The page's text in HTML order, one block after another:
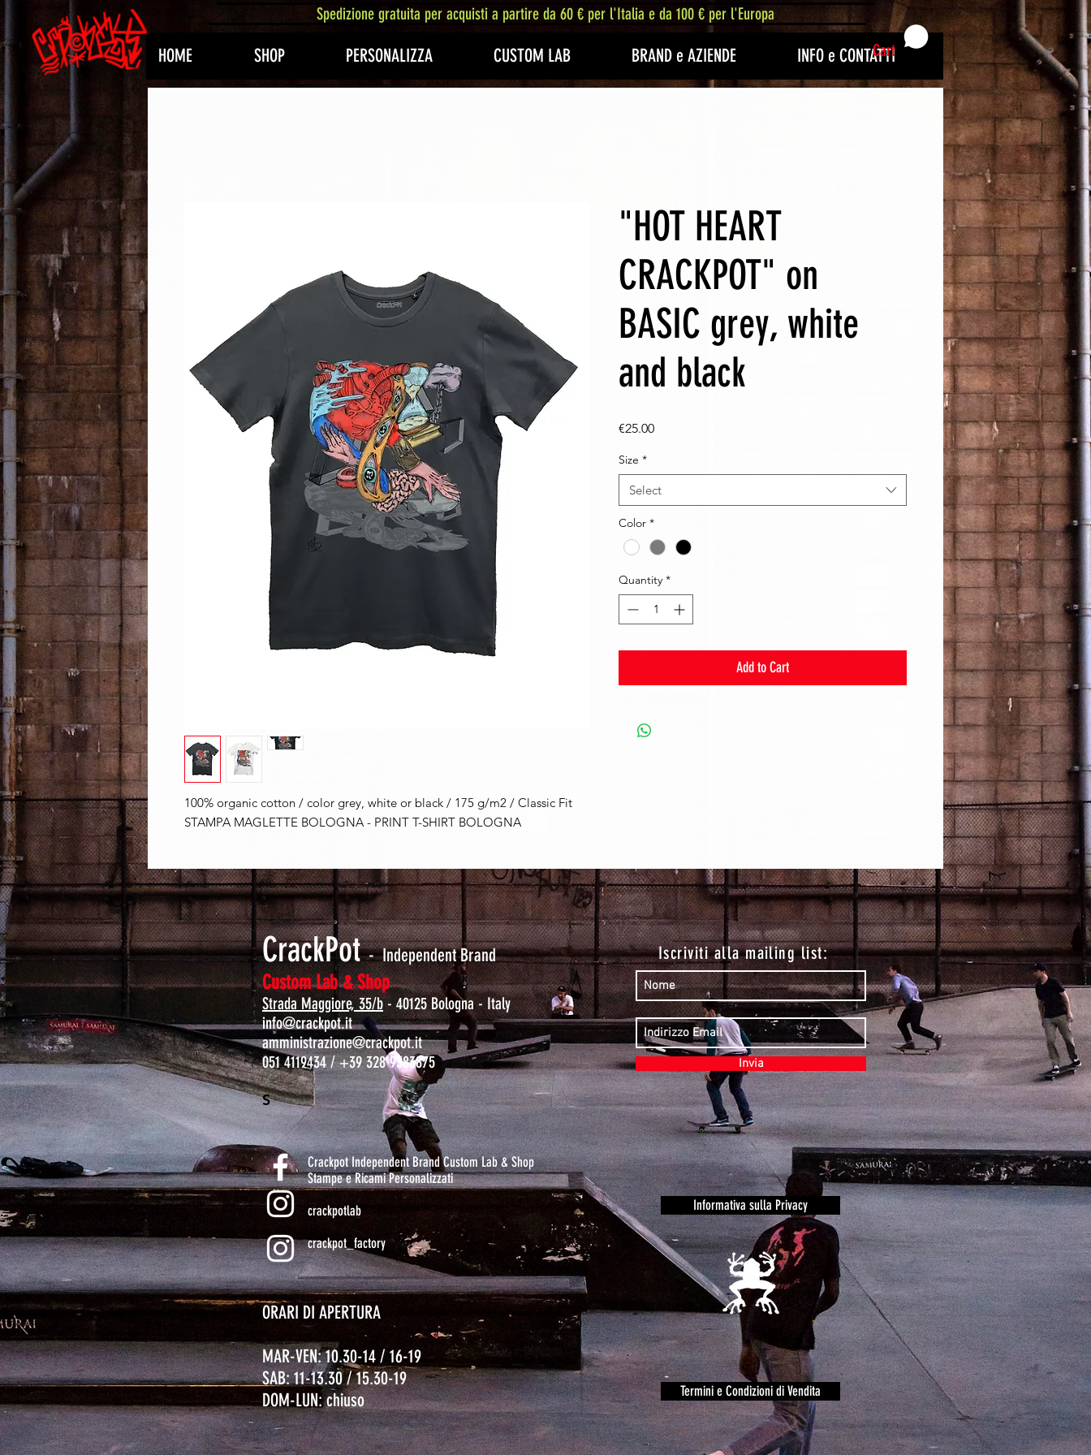
407576113488082
HOME SHOP PERSONALIZZA CUSTOM LAB BRAND e AZIENDE INFO e CONTATTI
Spedizione gratuita per acquisti a partire da 60 € per l'Italia e da 100 € per l'Europa
Cart
100% organic cotton / color grey, white or black / 175 g/m2 / Classic Fit
STAMPA MAGLETTE BOLOGNA - PRINT T-SHIRT BOLOGNA
"HOT HEART
CRACKPOT" on
BASIC grey, white
and black
€25.00Price
Size *
Select
Color *
Quantity *
Add to Cart
CrackPot- Independent Brand
Custom Lab & Shop
Strada Maggiore, 35/b- 40125 Bologna - Italy
info@crackpot.it
amministrazione@crackpot.it
051 4119434 / +39 328 9383875
S
Crackpot Independent Brand Custom Lab & Shop
Stampe e Ricami Personalizzati
crackpotlab
crackpot_factory
ORARI DI APERTURA
MAR-VEN: 10.30-14 / 16-19
SAB: 11-13.30 / 15.30-19
DOM-LUN: chiuso
Iscriviti alla mailing list:
Invia
Informativa sulla Privacy
Termini e Condizioni di Vendita